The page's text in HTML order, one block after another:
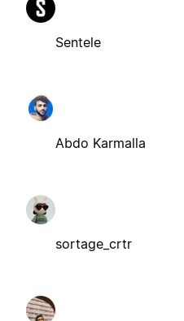
Sentele
Abdo Karmalla
sortage_crtr